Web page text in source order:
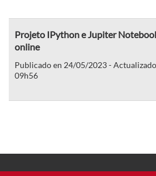
Projeto IPython e Jupiter
online
Publicado en 24/05/2023 -
09h56